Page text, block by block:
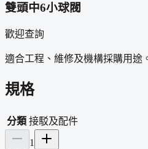
雙頭中6小球閥
歡迎查詢
適合工程、維修及機構採購用途
規格
分類 接駁及配件
1